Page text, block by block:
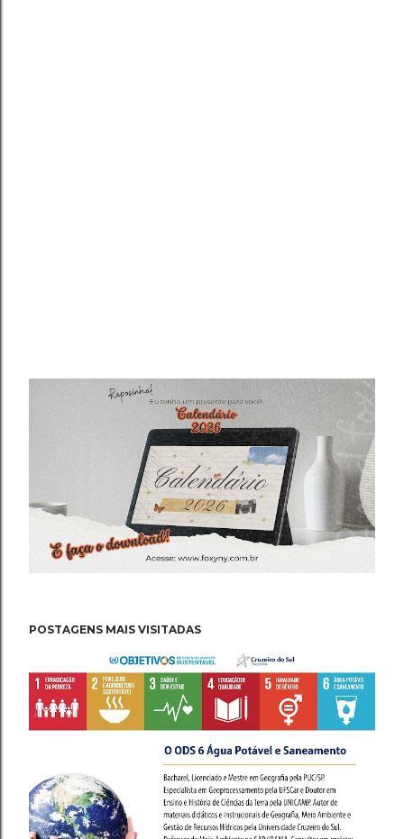
POSTAGENS MAIS VISITADAS